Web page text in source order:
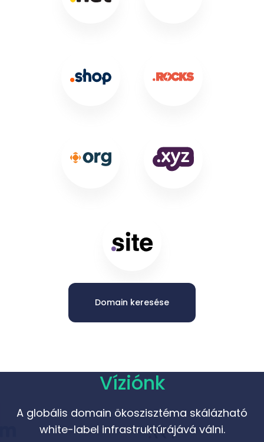
Domain keresése
Víziónk
A globális domain ökoszisztéma skálázható
white-label infrastruktúrájává válni.